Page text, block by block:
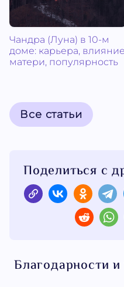
Чандра (Луна) в 10-м
доме: карьера, влияние
матери, популярность
Все статьи
Поделиться с
Благодарности